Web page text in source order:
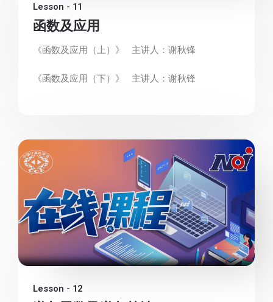
Lesson - 11
函数及应用
《函数及应用（上）》 主讲人：谢秋锋
《函数及应用（下）》 主讲人：谢秋锋
Lesson - 12